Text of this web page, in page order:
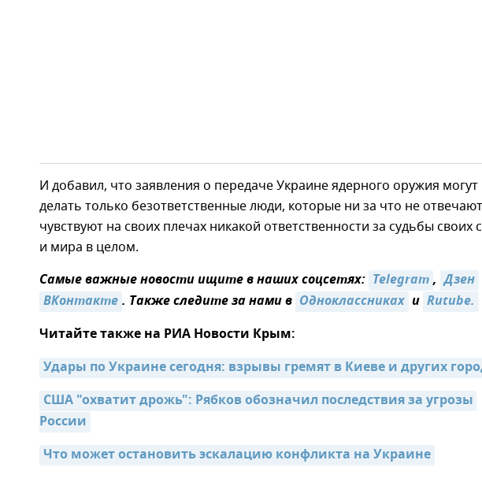
И добавил, что заявления о передаче Украине ядерного оружия могут
делать только безответственные люди, которые ни за что не
чувствуют на своих плечах никакой ответственности за судьбы своих
и мира в целом.
Самые важные новости ищите в наших соцсетях: Telegram, Дзен
ВКонтакте. Также следите за нами в Одноклассниках и Rutube.
Читайте также на РИА Новости Крым:
Удары по Украине сегодня: взрывы гремят в Киеве и других
США "охватит дрожь": Рябков обозначил последствия за угрозы
России
Что может остановить эскалацию конфликта на Украине